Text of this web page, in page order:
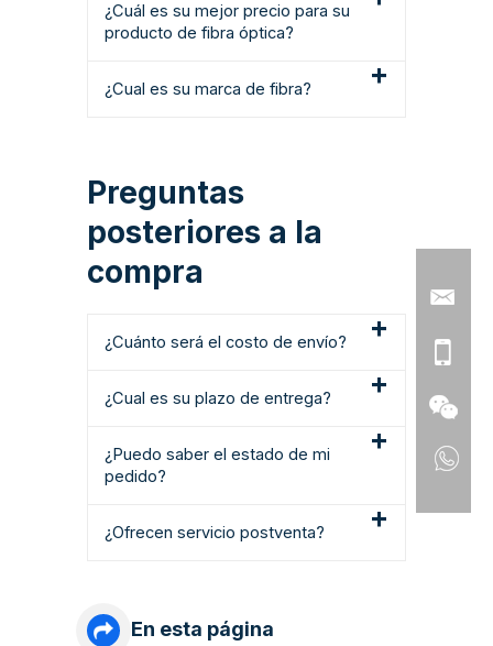
¿Cuál es su mejor precio para su
producto de fibra óptica?
¿Cual es su marca de fibra?
Preguntas
posteriores a la
compra
¿Cuánto será el costo de envío?
¿Cual es su plazo de entrega?
¿Puedo saber el estado de mi
pedido?
¿Ofrecen servicio postventa?
En esta página